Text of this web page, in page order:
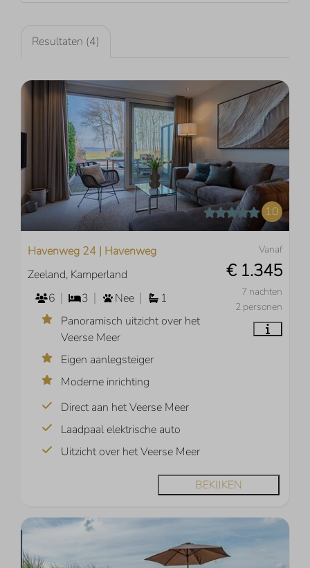
Resultaten (4)
10
Vanaf
€ 1.345
7 nachten
2 personen
Havenweg 24 | Havenweg
Zeeland, Kamperland
6
3 Nee
1
Panoramisch uitzicht over het
Veerse Meer
Eigen aanlegsteiger
Moderne inrichting
Direct aan het Veerse Meer
Laadpaal elektrische auto
Uitzicht over het Veerse Meer
BEKIJKEN